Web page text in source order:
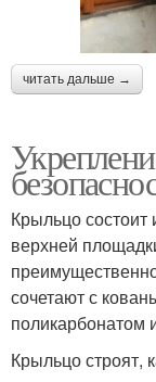
читать дальше →
Крыльцо состоит
верхней
сочетают с
поликарбонатом
Крыльцо строят,